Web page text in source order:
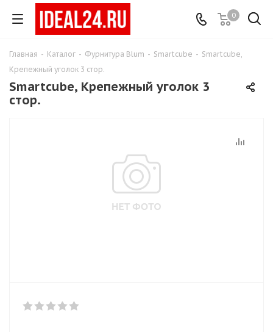
0
Главная - Каталог - Фурнитура Blum - Smartcube - Smartcube,
Крепежный уголок 3 стор.
Smartcube, Крепежный уголок 3
стор.